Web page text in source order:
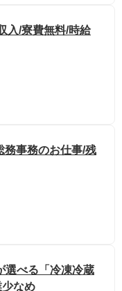
入/寮費無料/時給
務事務のお仕事/残
選べる「冷凍冷蔵
なめ